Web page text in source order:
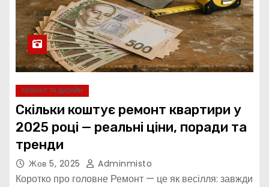
РЕМОНТ ТА ДИЗАЙН
Скільки коштує ремонт квартири у
2025 році — реальні ціни, поради та
тренди
Жов 5, 2025 Adminmisto
Коротко про головне Ремонт — це як весілля: завжди